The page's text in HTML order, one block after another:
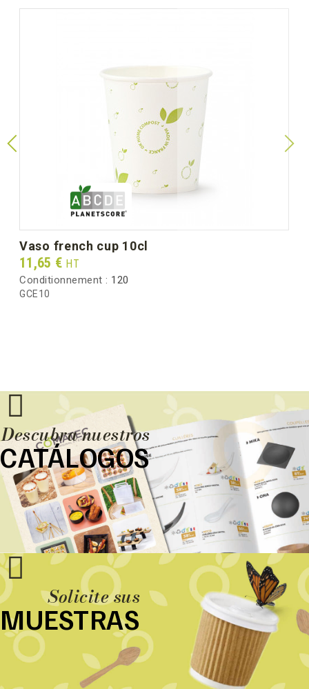
vaso french cup 10cl
Prix
11,65 € HT
Conditionnement : 120
GCE10
Descubra nuestros
CATÁLOGOS
Solicite sus
MUESTRAS